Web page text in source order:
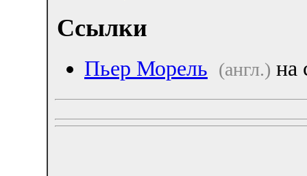
Ссылки
Пьер Морель (англ.) на